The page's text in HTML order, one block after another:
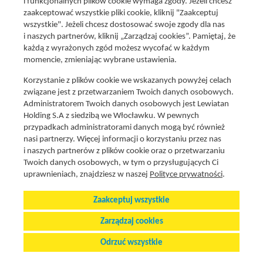
Social media
Znajdź nas na:
Promocje i oferty
Aktualna gazetka
Gotuję z Lewiatanem
Znajdź sklep
Aplikacja Mój Lewiatan
Karta Mój Lewiatan
Fundacja Lewiatan
Regulaminy
Polityka cookies i prywatnosci
Zarządzaj preferencjami plików cookie
zaakceptować wszystkie pliki cookie, kliknij "Zaakceptuj
wszystkie". Jeżeli chcesz dostosować swoje zgody dla nas
i naszych partnerów, kliknij „Zarządzaj cookies”. Pamiętaj, że
każdą z wyrażonych zgód możesz wycofać w każdym
momencie, zmieniając wybrane ustawienia.
Korzystanie z plików cookie we wskazanych powyżej celach
związane jest z przetwarzaniem Twoich danych osobowych.
Administratorem Twoich danych osobowych jest Lewiatan
Holding S.A z siedzibą we Włocławku. W pewnych
przypadkach administratorami danych mogą być również
nasi partnerzy. Więcej informacji o korzystaniu przez nas
i naszych partnerów z plików cookie oraz o przetwarzaniu
Twoich danych osobowych, w tym o przysługujących Ci
uprawnieniach, znajdziesz w naszej Polityce prywatności.
Zaakceptuj wszystkie
Zarządzaj cookies
Odrzuć wszystkie